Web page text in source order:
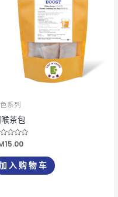
系列
茶包
15.00
入购物车